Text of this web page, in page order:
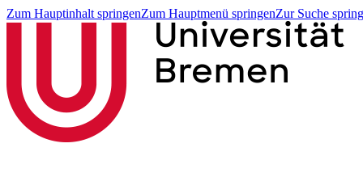
Zum Hauptinhalt springenZum Hauptmenü springenZur Suche